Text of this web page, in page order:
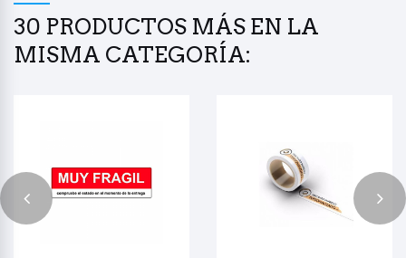
30 PRODUCTOS MÁS EN LA
MISMA CATEGORÍA: